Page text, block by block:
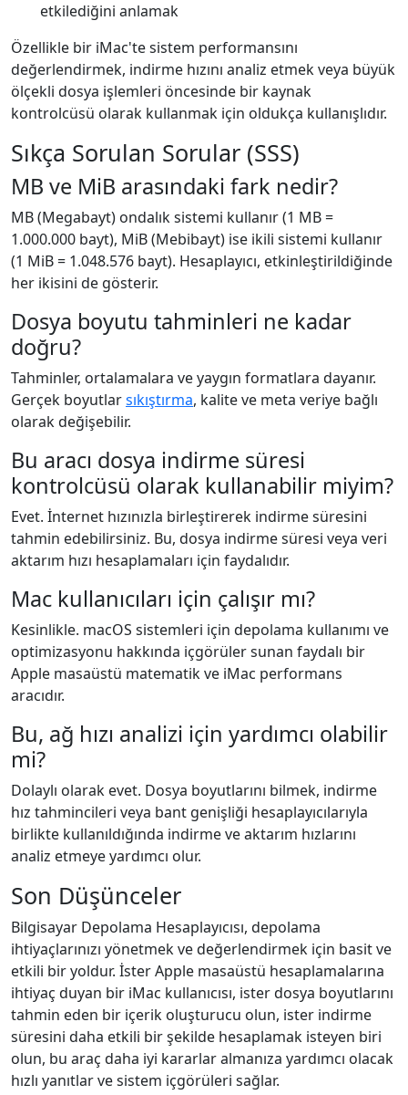
etkilediğini anlamak
Özellikle bir iMac'te sistem performansını
değerlendirmek, indirme hızını analiz etmek veya büyük
ölçekli dosya işlemleri öncesinde bir kaynak
kontrolcüsü olarak kullanmak için oldukça kullanışlıdır.
Sıkça Sorulan Sorular (SSS)
MB ve MiB arasındaki fark nedir?
MB (Megabayt) ondalık sistemi kullanır (1 MB =
1.000.000 bayt), MiB (Mebibayt) ise ikili sistemi kullanır
(1 MiB = 1.048.576 bayt). Hesaplayıcı, etkinleştirildiğinde
her ikisini de gösterir.
Dosya boyutu tahminleri ne kadar
doğru?
Tahminler, ortalamalara ve yaygın formatlara dayanır.
Gerçek boyutlarsıkıştırma, kalite ve meta veriye bağlı
olarak değişebilir.
Bu aracı dosya indirme süresi
kontrolcüsü olarak kullanabilir miyim?
Evet. İnternet hızınızla birleştirerek indirme süresini
tahmin edebilirsiniz. Bu, dosya indirme süresi veya veri
aktarım hızı hesaplamaları için faydalıdır.
Mac kullanıcıları için çalışır mı?
Kesinlikle. macOS sistemleri için depolama kullanımı ve
optimizasyonu hakkında içgörüler sunan faydalı bir
Apple masaüstü matematik ve iMac performans
aracıdır.
Bu, ağ hızı analizi için yardımcı olabilir
mi?
Dolaylı olarak evet. Dosya boyutlarını bilmek, indirme
hız tahmincileri veya bant genişliği hesaplayıcılarıyla
birlikte kullanıldığında indirme ve aktarım hızlarını
analiz etmeye yardımcı olur.
Son Düşünceler
Bilgisayar Depolama Hesaplayıcısı, depolama
ihtiyaçlarınızı yönetmek ve değerlendirmek için basit ve
etkili bir yoldur. İster Apple masaüstü hesaplamalarına
ihtiyaç duyan bir iMac kullanıcısı, ister dosya boyutlarını
tahmin eden bir içerik oluşturucu olun, ister indirme
süresini daha etkili bir şekilde hesaplamak isteyen biri
olun, bu araç daha iyi kararlar almanıza yardımcı olacak
hızlı yanıtlar ve sistem içgörüleri sağlar.